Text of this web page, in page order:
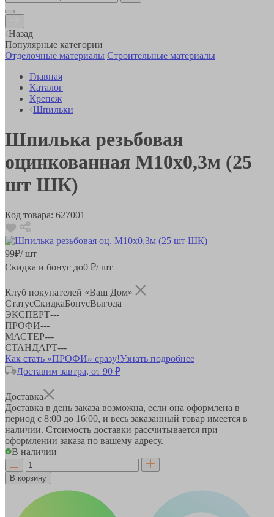
Назад
Популярные категории
Отделочные материалы Строительные материалы
Главная
Каталог
Крепеж
Шпильки
Шпилька резьбовая
оцинкованная М10х0,3м (25
шт ШК)
Код товара: 627001
99₽/ шт
Скидка и бонус до0 ₽/ шт
Клуб покупателей «Ваш Дом»
СтатусСкидкаБонусВыгода
ЭКСПЕРТ---
ПРОФИ---
МАСТЕР---
СТАНДАРТ---
Как стать «ПРОФИ» сразу!Узнать подробнее
Доставим завтра, от 90 ₽
Доставка
Доставка в день заказа возможна, если она оформлена в
период с 8:00 до 16:00, и весь заказанный товар имеется в
наличии. Стоимость доставки рассчитывается при
оформлении заказа по вашему адресу.
В наличии
В корзину